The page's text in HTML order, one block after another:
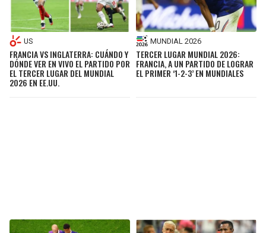
US
FRANCIA VS INGLATERRA: CUÁNDO Y
DÓNDE VER EN VIVO EL PARTIDO POR
EL TERCER LUGAR DEL MUNDIAL
2026 EN EE.UU.
MUNDIAL 2026
TERCER LUGAR MUNDIAL 2026:
FRANCIA, A UN PARTIDO DE LOGRAR
EL PRIMER ‘1-2-3’ EN MUNDIALES